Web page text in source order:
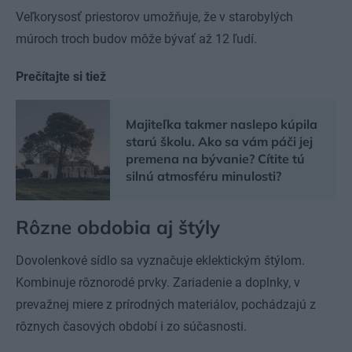
Veľkorysosť priestorov umožňuje, že v starobylých
múroch troch budov môže bývať až 12 ľudí.
Prečítajte si tiež
Majiteľka takmer naslepo kúpila
starú školu. Ako sa vám páči jej
premena na bývanie? Cítite tú
silnú atmosféru minulosti?
Rôzne obdobia aj štýly
Dovolenkové sídlo sa vyznačuje eklektickým štýlom.
Kombinuje rôznorodé prvky. Zariadenie a doplnky, v
prevažnej miere z prírodných materiálov, pochádzajú z
rôznych časových období i zo súčasnosti.